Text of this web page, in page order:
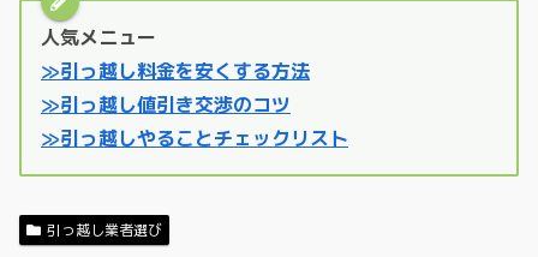
人気メニュー
≫引っ越し料金を安くする方法
≫引っ越し値引き交渉のコツ
≫引っ越しやることチェックリスト
引っ越し業者選び